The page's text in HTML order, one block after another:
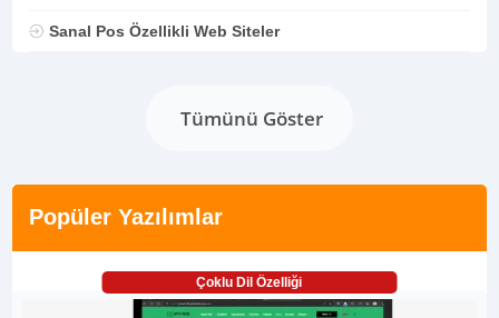
Sanal Pos Özellikli Web Siteler
Tümünü Göster
Popüler Yazılımlar
Çoklu Dil Özelliği